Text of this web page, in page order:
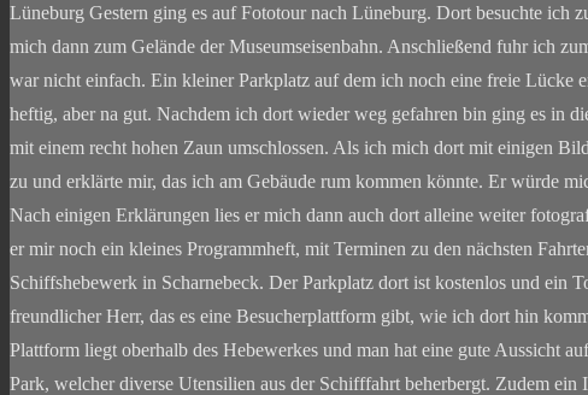
Lüneburg Gestern ging es auf Fototour nach Lüneburg. Dort besuchte ich
mich dann zum Gelände der Museumseisenbahn. Anschließend fuhr ich
war nicht einfach. Ein kleiner Parkplatz auf dem ich noch eine freie Lücke
heftig, aber na gut. Nachdem ich dort wieder weg gefahren bin ging es in
mit einem recht hohen Zaun umschlossen. Als ich mich dort mit einigen
zu und erklärte mir, das ich am Gebäude rum kommen könnte. Er würde
Nach einigen Erklärungen lies er mich dann auch dort alleine weiter
er mir noch ein kleines Programmheft, mit Terminen zu den nächsten
Schiffshebewerk in Scharnebeck. Der Parkplatz dort ist kostenlos und ein
freundlicher Herr, das es eine Besucherplattform gibt, wie ich dort hin
Plattform liegt oberhalb des Hebewerkes und man hat eine gute Aussicht
Park, welcher diverse Utensilien aus der Schifffahrt beherbergt. Zudem